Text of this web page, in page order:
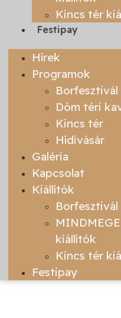
Kincs tér
Festipay
Hírek
Programok
Borfesztivál
Dóm téri
Kincs tér
Hídivásár
Galéria
Kapcsolat
Kiállítók
kiállítók
Kincs tér
Festipay